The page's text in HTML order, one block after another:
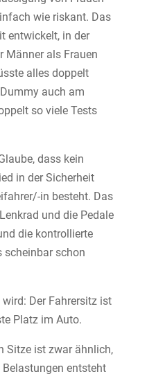
wie riskant. Das
entwickelt, in der
Männer als Frauen
alles doppelt
auch am
so viele Tests
dass kein
in der Sicherheit
in besteht. Das
und die Pedale
die kontrollierte
scheinbar schon
Der Fahrersitz ist
Platz im Auto.
Sitze ist zwar ähnlich,
Belastungen entsteht